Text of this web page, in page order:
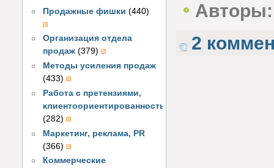
Продажные фишки (440)
Организация отдела
продаж (379)
Методы усиления продаж
(433)
Работа с претензиями,
клиентоориентированность
(282)
Маркетинг, реклама, PR
(366)
Коммерческие
Авторы:
2